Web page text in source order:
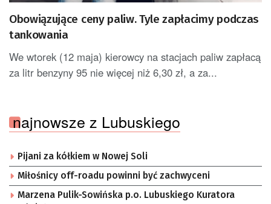
Obowiązujące ceny paliw. Tyle zapłacimy podczas
tankowania
We wtorek (12 maja) kierowcy na stacjach paliw zapłacą
za litr benzyny 95 nie więcej niż 6,30 zł, a za...
najnowsze z Lubuskiego
Pijani za kółkiem w Nowej Soli
Miłośnicy off-roadu powinni być zachwyceni
Marzena Pulik-Sowińska p.o. Lubuskiego Kuratora